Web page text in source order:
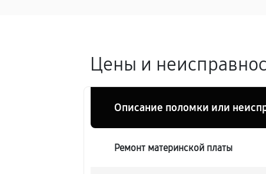
Цены и
Описание поломки или
Ремонт материнской платы